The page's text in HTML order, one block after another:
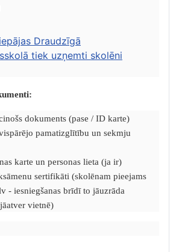
Draudzīgā
tiek uzņemti skolēni
dokuments (pase / ID karte)
pamatizglītību un sekmju
karte un personas lieta (ja ir)
sertifikāti (skolēnam pieejams
- iesniegšanas brīdī to jāuzrāda
vietnē)